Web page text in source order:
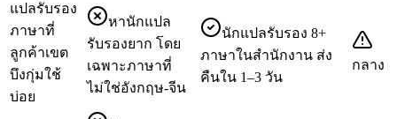
แปลรับรอง
ภาษาที่
ลูกค้าเขต
บึงกุ่มใช้
บ่อย
หานักแปล
รับรองยาก โดย
เฉพาะภาษาที่
ไม่ใช่อังกฤษ-จีน
นักแปลรับรอง 8+
ภาษาในสำนักงาน ส่ง
คืนใน 1–3 วัน
กลาง